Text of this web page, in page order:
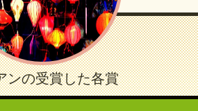
ンの受賞した各賞